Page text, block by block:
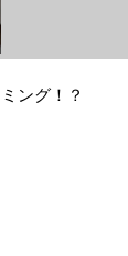
ング！？